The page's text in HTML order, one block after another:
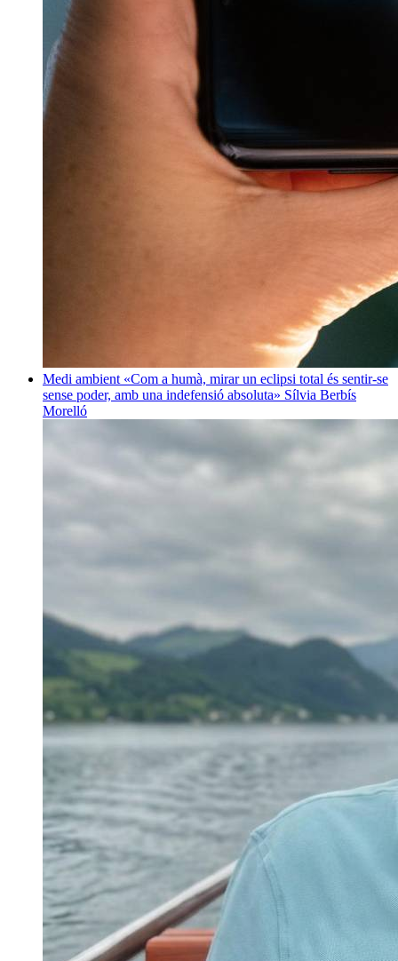
Medi ambient «Com a humà, mirar un eclipsi total és sentir-se
sense poder, amb una indefensió absoluta» Sílvia Berbís
Morelló